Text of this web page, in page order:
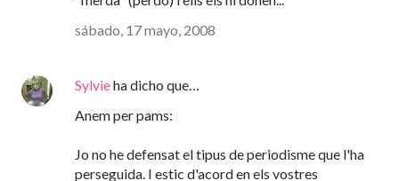
sábado, 17 mayo, 2008
Sylvieha dicho que…
Anem per pams:
Jo no he defensat el tipus de periodisme que l'ha
perseguida. I estic d'acord en els vostres